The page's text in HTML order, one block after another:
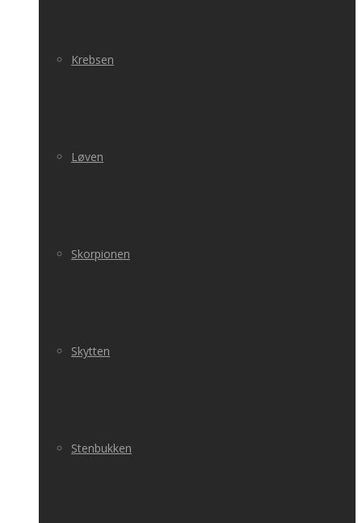
Krebsen
Løven
Skorpionen
Skytten
Stenbukken